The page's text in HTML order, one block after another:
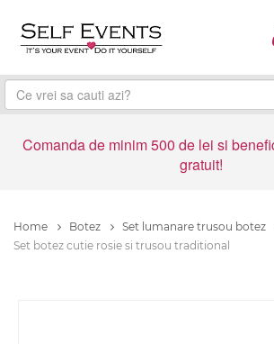
Comanda de minim 500 de lei si
gratuit!
Home Botez
Set lumanare trusou botez
Set botez cutie rosie si trusou traditional